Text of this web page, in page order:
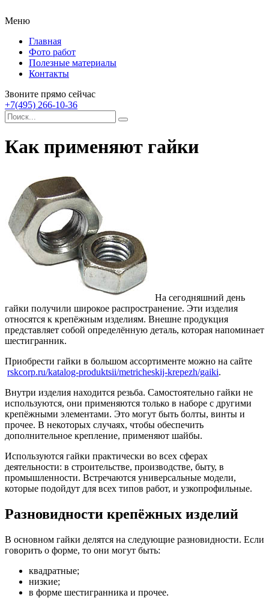
Меню
Главная
Фото работ
Полезные материалы
Контакты
Звоните прямо сейчас
+7(495) 266-10-36
Как применяют гайки
На сегодняшний день
гайки получили широкое распространение. Эти изделия
относятся к крепёжным изделиям. Внешне продукция
представляет собой определённую деталь, которая напоминает
шестигранник.
Приобрести гайки в большом ассортименте можно на сайте
rskcorp.ru/katalog-produktsii/metricheskij-krepezh/gaiki.
Внутри изделия находится резьба. Самостоятельно гайки не
используются, они применяются только в наборе с другими
крепёжными элементами. Это могут быть болты, винты и
прочее. В некоторых случаях, чтобы обеспечить
дополнительное крепление, применяют шайбы.
Используются гайки практически во всех сферах
деятельности: в строительстве, производстве, быту, в
промышленности. Встречаются универсальные модели,
которые подойдут для всех типов работ, и узкопрофильные.
Разновидности крепёжных изделий
В основном гайки делятся на следующие разновидности. Если
говорить о форме, то они могут быть:
квадратные;
низкие;
в форме шестигранника и прочее.